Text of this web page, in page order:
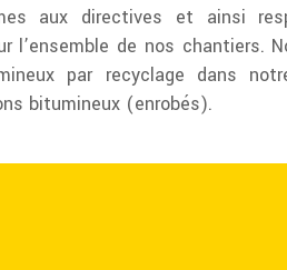
aux directives et ainsi
l’ensemble de nos chantiers.
par recyclage dans
bitumineux (enrobés).